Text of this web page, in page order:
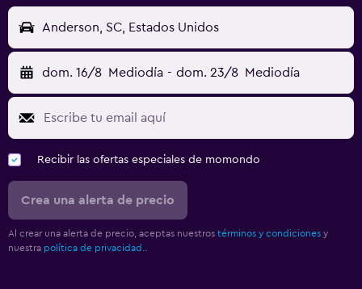
Anderson, SC, Estados Unidos
dom. 16/8 Mediodía - dom. 23/8 Mediodía
Recibir las ofertas especiales de momondo
Crea una alerta de precio
Al crear una alerta de precio, aceptas nuestros términos y condiciones y
nuestra política de privacidad..